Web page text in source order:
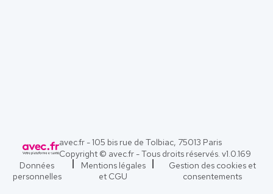
avec.fr - 105 bis rue de Tolbiac, 75013 Paris
Copyright © avec.fr - Tous droits réservés. v1.0.169
Données
personnelles
Mentions légales
et CGU
Gestion des cookies et
consentements